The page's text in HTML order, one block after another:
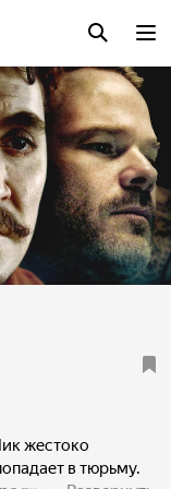
жестоко
в тюрьму.